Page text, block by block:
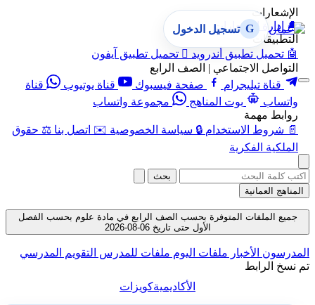
الإشعارات
🔔 إدارة الإشعارات
التطبيقات
🤖 تحميل تطبيق أندرويد  تحميل تطبيق آيفون
التواصل الاجتماعي | الصف الرابع
قناة تيليجرام
صفحة فيسبوك قناة يوتيوب
قناة
واتساب
بوت المناهج
مجموعة واتساب
روابط مهمة
📄 شروط الاستخدام 🔒 سياسة الخصوصية ✉️ اتصل بنا ⚖️ حقوق
الملكية الفكرية
G تسجيل الدخول
بحث
المناهج العمانية
جميع الملفات المتوفرة بحسب الصف الرابع في مادة علوم بحسب الفصل
الأول حتى تاريخ 06-08-2026
المدرسون الأخبار ملفات اليوم ملفات للمدرس التقويم المدرسي
تم نسخ الرابط
الأكاديميةكويزات